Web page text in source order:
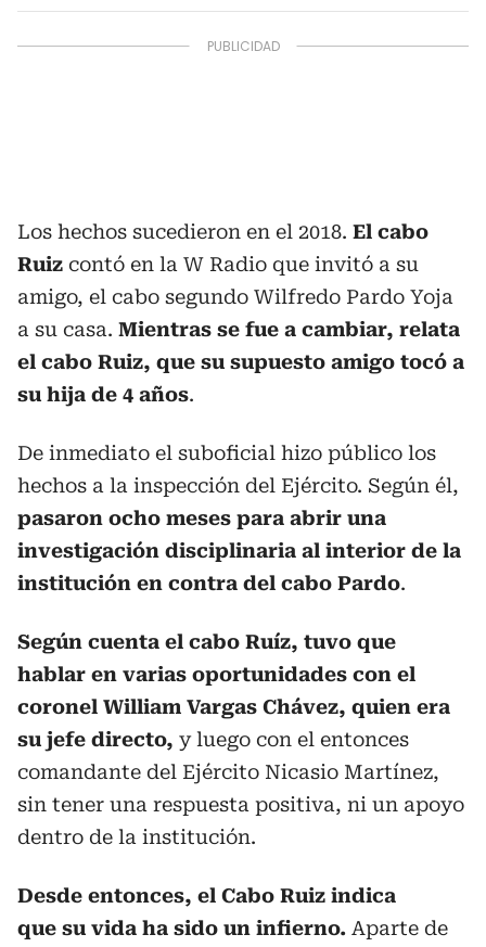
Los hechos sucedieron en el 2018. El cabo
Ruiz contó en la W Radio que invitó a su
amigo, el cabo segundo Wilfredo Pardo Yoja
a su casa. Mientras se fue a cambiar, relata
el cabo Ruiz, que su supuesto amigo tocó a
su hija de 4 años.
De inmediato el suboficial hizo público los
hechos a la inspección del Ejército. Según él,
pasaron ocho meses para abrir una
investigación disciplinaria al interior de la
institución en contra del cabo Pardo.
Según cuenta el cabo Ruíz, tuvo que
hablar en varias oportunidades con el
coronel William Vargas Chávez, quien era
su jefe directo, y luego con el entonces
comandante del Ejército Nicasio Martínez,
sin tener una respuesta positiva, ni un apoyo
dentro de la institución.
Desde entonces, el Cabo Ruiz indica
que su vida ha sido un infierno. Aparte de